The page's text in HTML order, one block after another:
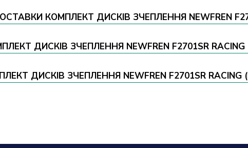
КОМПЛЕКТ ДИСКІВ ЗЧЕПЛЕННЯ NEWFREN
ДИСКІВ ЗЧЕПЛЕННЯ NEWFREN F2701SR RACING
ДИСКІВ ЗЧЕПЛЕННЯ NEWFREN F2701SR RACING